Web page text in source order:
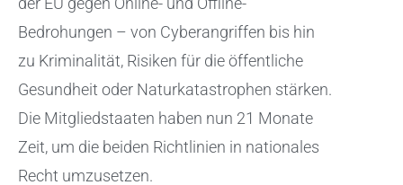
Bedrohungen – von Cyberangriffen bis hin
zu Kriminalität, Risiken für die öffentliche
Gesundheit oder Naturkatastrophen stärken.
Die Mitgliedstaaten haben nun 21 Monate
Zeit, um die beiden Richtlinien in nationales
Recht umzusetzen.